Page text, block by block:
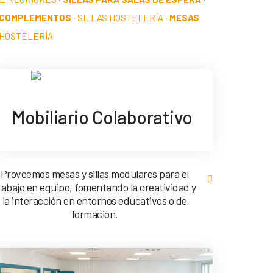
· SILLAS HOSTELERÍA · MESAS
Mobiliario Colaborativo
Proveemos mesas y sillas modulares para el
en equipo, fomentando la creatividad y
la interacción en entornos educativos o de
formación.